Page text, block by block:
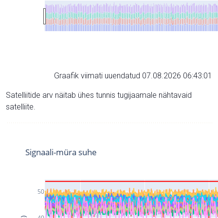
Graafik viimati uuendatud 07.08.2026 06:43:01
Satelliitide arv näitab ühes tunnis tugijaamale nähtavaid
satelliite.
50
Signaali-müra suhe